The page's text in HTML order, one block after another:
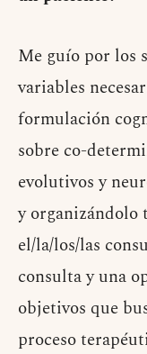
Me guío por los
variables
formulación
sobre co-
evolutivos y
y organizándolo
el/la/los/las
consulta y una
objetivos que
proceso